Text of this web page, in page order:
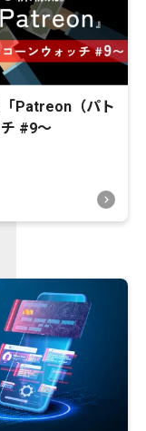
Patreon（パト
#9〜